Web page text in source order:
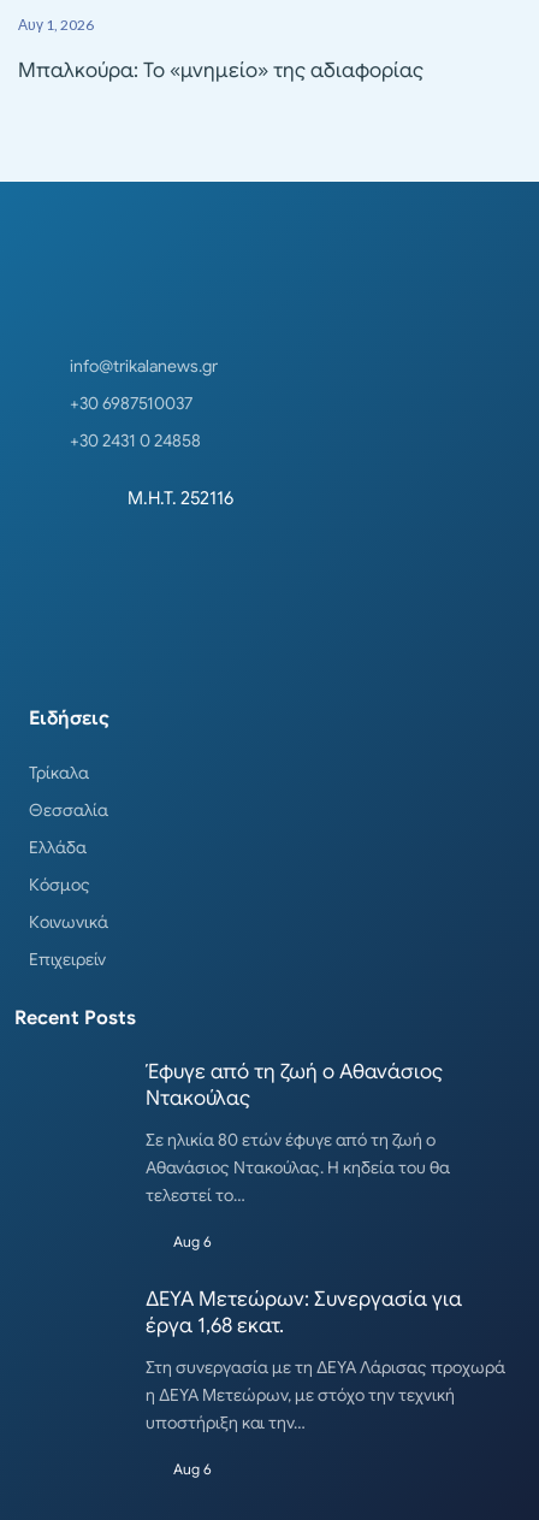
Αυγ 1, 2026
Μπαλκούρα: Το «μνημείο» της αδιαφορίας
info@trikalanews.gr
+30 6987510037
+30 2431 0 24858
Μ.Η.Τ. 252116
Ειδήσεις
Τρίκαλα
Θεσσαλία
Ελλάδα
Κόσμος
Κοινωνικά
Επιχειρείν
Recent Posts
Έφυγε από τη ζωή ο Αθανάσιος
Ντακούλας
Σε ηλικία 80 ετών έφυγε από τη ζωή ο
Αθανάσιος Ντακούλας. Η κηδεία του θα
τελεστεί το…
Aug 6
ΔΕΥΑ Μετεώρων: Συνεργασία για
έργα 1,68 εκατ.
Στη συνεργασία με τη ΔΕΥΑ Λάρισας προχωρά
η ΔΕΥΑ Μετεώρων, με στόχο την τεχνική
υποστήριξη και την…
Aug 6